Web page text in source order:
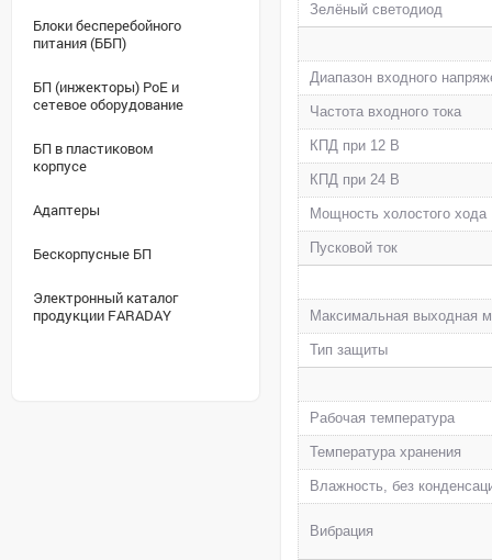
Блоки бесперебойного
питания (ББП)
БП (инжекторы) PoE и
сетевое оборудование
БП в пластиковом
корпусе
Адаптеры
Бескорпусные БП
Электронный каталог
продукции FARADAY
Зелёный светодиод
Диапазон входного
Частота входного тока
КПД при 12 В
КПД при 24 В
Мощность холостого хода
Пусковой ток
Максимальная выходная
Тип защиты
Рабочая температура
Температура хранения
Влажность, без
Вибрация